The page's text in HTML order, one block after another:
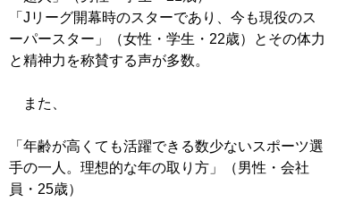
「Jリーグ開幕時のスターであり、今も現役のス
ーパースター」（女性・学生・22歳）とその体力
と精神力を称賛する声が多数。
また、
「年齢が高くても活躍できる数少ないスポーツ選
手の一人。理想的な年の取り方」（男性・会社
員・25歳）